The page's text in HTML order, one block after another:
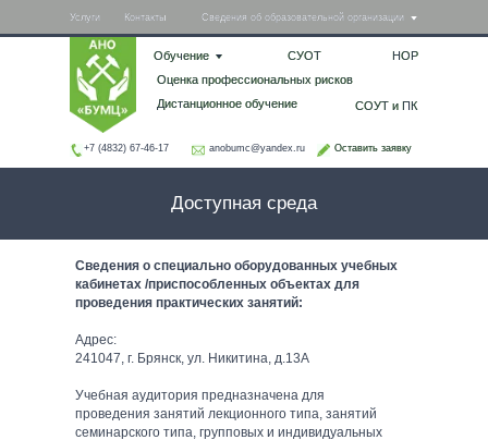
СУОТ
СУОТ
Обучение
Обучение
СОУТ и ПК
СОУТ и ПК
Дистанционное обучение
Дистанционное обучение
НОР
НОР
+7 (4832) 67-46-17 Оставить заявку
Оставить заявку
anobumc@yandex.ru
Оценка профессиональных рисков
Оценка профессиональных рисков
Сведения об образовательной организации
Сведения об образовательной организации
Контакты
Контакты
Услуги
Услуги
Доступная среда
Сведения о специально оборудованных учебных
кабинетах /приспособленных объектах для
проведения практических занятий:
Адрес:
241047, г. Брянск, ул. Никитина, д.13А
Учебная аудитория предназначена для
проведения занятий лекционного типа, занятий
семинарского типа, групповых и индивидуальных